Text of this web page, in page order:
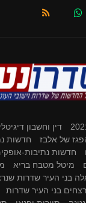
דין וחשבון דיגיטלי
של אלבז
חדשות
חדשות נתיבות-
מיטל מטבח בריא
בני העיר שדרות
בני העיר שדרות